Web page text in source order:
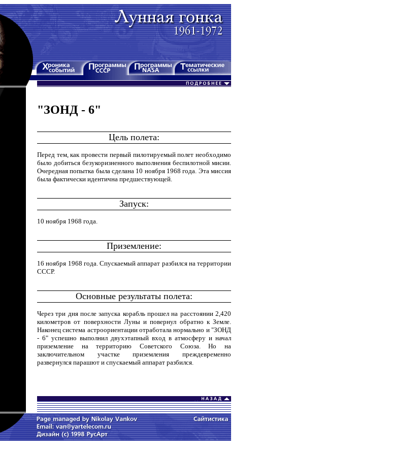
"ЗОНД - 6"
Цель полета:
Перед тем, как провести первый пилотируемый полет необходимо
было добиться безукоризненного выполнения беспилотной мисии.
Очередная попытка была сделана 10 ноября 1968 года. Эта миссия
была фактически идентична предшествующей.
Запуск:
10 ноября 1968 года.
Приземление:
16 ноября 1968 года. Спускаемый аппарат разбился на территории
СССР.
Основные результаты полета:
Через три дня после запуска корабль прошел на расстоянии 2,420
километров от поверхности Луны и повернул обратно к Земле.
Наконец система астроориентации отработала нормально и "ЗОНД
- 6" успешно выполнил двухэтапный вход в атмосферу и начал
приземление на территорию Советского Союза. Но на
заключительном участке приземления преждевременно
развернулся парашют и спускаемый аппарат разбился.